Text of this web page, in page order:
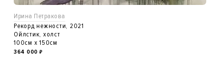
Ирина Петракова
Рекорд нежности, 2021
Ойлстик, холст
100см x 150см
364 000 ₽